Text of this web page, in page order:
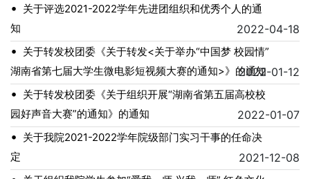
• 关于评选2021-2022学年先进团组织和优秀个人的通
知
2022-04-18
• 关于转发校团委《关于转发<关于举办“中国梦 校园情”
湖南省第七届大学生微电影短视频大赛的通知>》的通知2022-01-12
• 关于转发校团委《关于组织开展“湖南省第五届高校校
园好声音大赛”的通知》的通知
2022-01-07
• 关于我院2021-2022学年院级部门实习干事的任命决
定
2021-12-08